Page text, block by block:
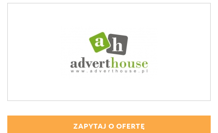
ZAPYTAJ O OFERTĘ